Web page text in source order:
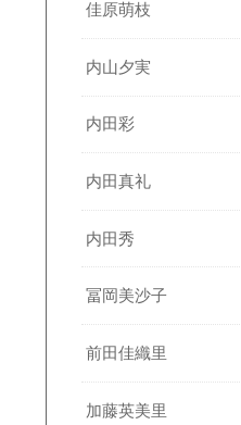
佳原萌枝
内山夕実
内田彩
内田真礼
内田秀
冨岡美沙子
前田佳織里
加藤英美里